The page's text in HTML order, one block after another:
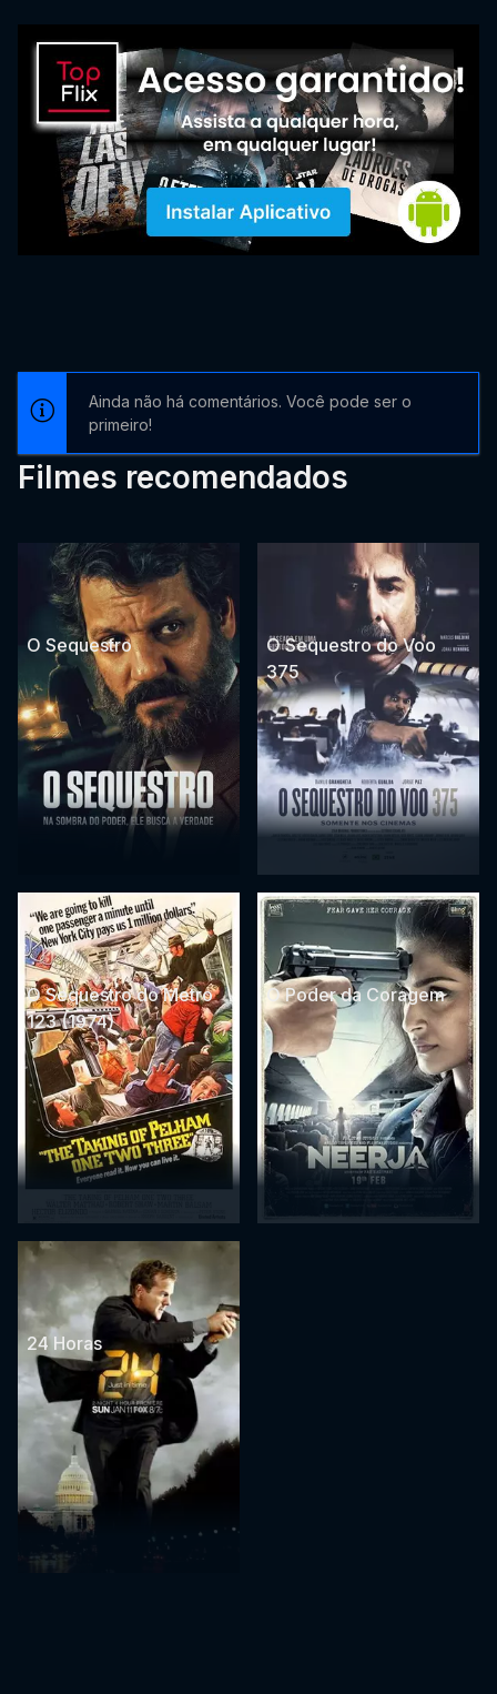
Ainda não há comentários. Você pode ser o
primeiro!
Filmes recomendados
O Sequestro
O Sequestro do Voo
375
O Sequestro do Metro
123 (1974)
O Poder da Coragem
24 Horas